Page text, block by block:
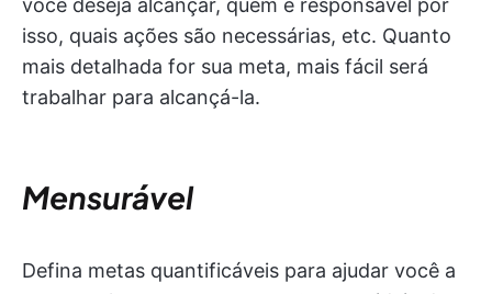
você deseja alcançar, quem é responsável por
isso, quais ações são necessárias, etc. Quanto
mais detalhada for sua meta, mais fácil será
trabalhar para alcançá-la.
Mensurável
Defina metas quantificáveis para ajudar você a